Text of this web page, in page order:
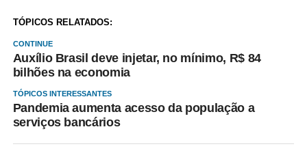
TÓPICOS RELATADOS:
CONTINUE
Auxílio Brasil deve injetar, no mínimo, R$ 84
bilhões na economia
TÓPICOS INTERESSANTES
Pandemia aumenta acesso da população a
serviços bancários